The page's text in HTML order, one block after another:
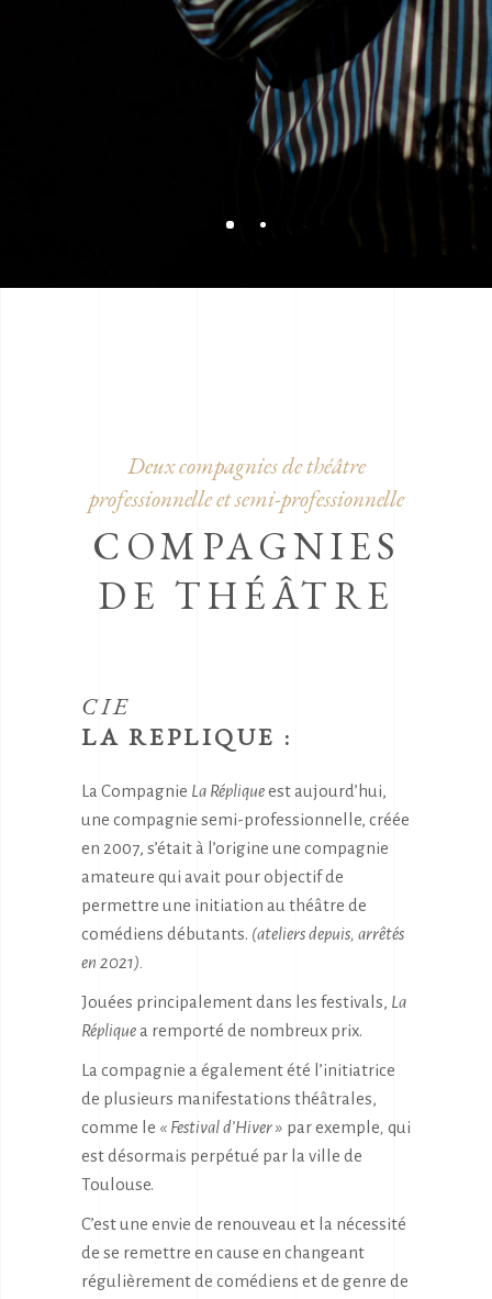
Deux compagnies de théâtre
professionnelle et semi-professionnelle
COMPAGNIES
DE THÉÂTRE
CIE
LA REPLIQUE :
La Compagnie La Répliqueest aujourd’hui,
une compagnie semi-professionnelle, créée
en 2007, s’était à l’origine une compagnie
amateure qui avait pour objectif de
permettre une initiation au théâtre de
comédiens débutants. (ateliers depuis, arrêtés
en 2021).
Jouées principalement dans les festivals, La
Réplique a remporté de nombreux prix.
La compagnie a également été l’initiatrice
de plusieurs manifestations théâtrales,
comme le « Festival d’Hiver » par exemple, qui
est désormais perpétué par la ville de
Toulouse.
C’est une envie de renouveau et la nécessité
de se remettre en cause en changeant
régulièrement de comédiens et de genre de